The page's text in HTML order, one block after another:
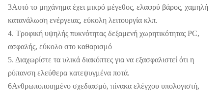
3Αυτό το μηχάνημα έχει μικρό μέγεθος, ελαφρύ βάρος, χαμηλή
κατανάλωση ενέργειας, εύκολη λειτουργία κλπ.
4. Τροφική υψηλής πυκνότητας δεξαμενή χωρητικότητας PC,
ασφαλής, εύκολο στο καθαρισμό
5. Διαχωρίστε τα υλικά διακόπτες για να εξασφαλιστεί ότι η
ρύπανση ελεύθερα κατεψυγμένα ποτά.
6Ανθρωποποιημένο σχεδιασμό, πίνακα ελέγχου υπολογιστή,